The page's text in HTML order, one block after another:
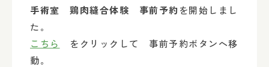
手術室 鶏肉縫合体験 事前予約 を開始しまし
た。
こちら
をクリックして 事前予約ボタンへ移
動。